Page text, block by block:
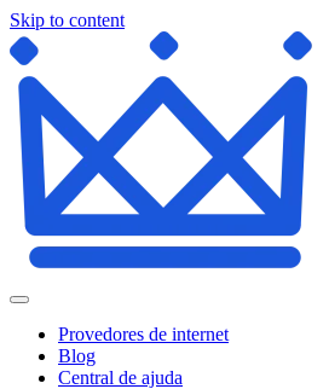
Skip to content
Provedores de internet
Blog
Central de ajuda